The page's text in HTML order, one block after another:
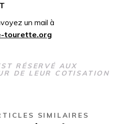
un mail à
tourette.org
RÉSERVÉ AUX
DE LEUR COTISATION
SIMILAIRES